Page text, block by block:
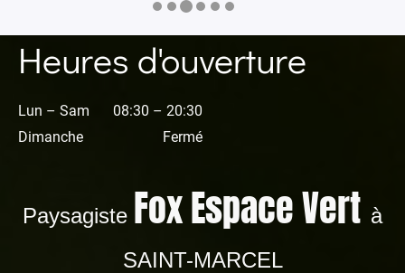
Heures d'ouverture
Lun – Sam
08:30 – 20:30
Dimanche
Fermé
Paysagiste Fox Espace Vert à
SAINT-MARCEL